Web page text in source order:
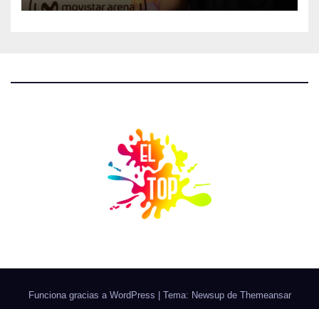
Funciona gracias a WordPress | Tema: Newsup de Themeansar